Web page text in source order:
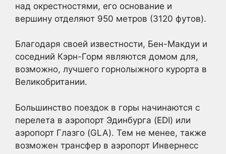
над окрестностями, его основание и
вершину отделяют 950 метров (3120 футов).
Благодаря своей известности, Бен-Макдуи и
соседний Кэрн-Горм являются домом для,
возможно, лучшего горнолыжного курорта в
Великобритании.
Большинство поездок в горы начинаются с
перелета в аэропорт Эдинбурга (EDI) или
аэропорт Глазго (GLA). Тем не менее, также
возможен трансфер в аэропорт Инвернесс